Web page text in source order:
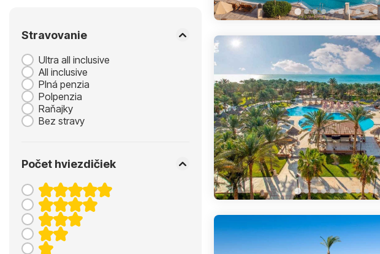
Stravovanie
Ultra all inclusive
All inclusive
Plná penzia
Polpenzia
Raňajky
Bez stravy
Počet hviezdičiek